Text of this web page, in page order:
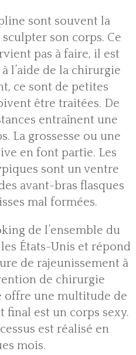
sont souvent la
son corps. Ce
pas à faire, il est
l’aide de la chirurgie
ce sont de petites
être traitées. De
entraînent une
La grossesse ou une
en font partie. Les
sont un ventre
avant-bras flasques
mal formées.
de l’ensemble du
États-Unis et répond
de rajeunissement à
de chirurgie
offre une multitude de
final est un corps sexy.
est réalisé en
mois.